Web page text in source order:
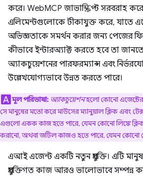
করে। WebMCP জাভাস্ক্রিপ্ট সরবরাহ
এলিমেন্টগুলোকে টীকাযুক্ত করে, যাতে
অভিজ্ঞতাকে সমর্থন করার জন্য পেজের
কীভাবে ইন্টারঅ্যাক্ট করতে হবে তা
অ্যাকচুয়েশনের পারফরম্যান্স এবং
উল্লেখযোগ্যভাবে উন্নত করতে পারে।
মূল পরিভাষা: অ্যাকচুয়েশনহলো কোনো এজেন্টের
সে মানুষের মতো করে মাউসের ম্যানুয়াল ক্লিক এবং
এগুলো একক কাজ হতে পারে, যেমন কোনো লিঙ্কে ক্লিক
করানো, অথবা জটিল কাজও হতে পারে, যেমন কোনো
এআই এজেন্ট একটি নতুন প্রযুক্তি। এটি
প্রযুক্তিগত কাজ আরও ভালোভাবে সম্পন্ন